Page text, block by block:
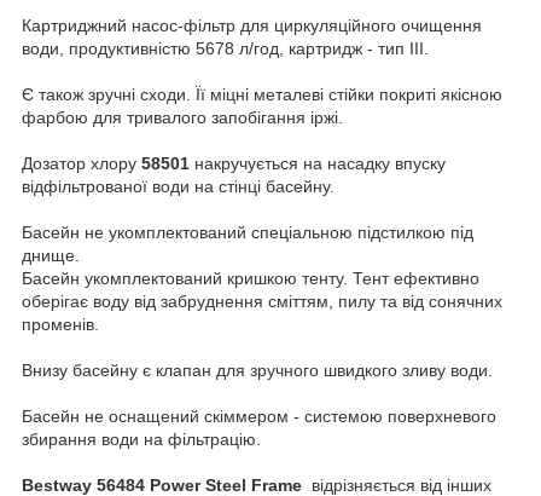
Картриджний насос-фільтр для циркуляційного очищення
води, продуктивністю 5678 л/год, картридж - тип III.
Є також зручні сходи. Її міцні металеві стійки покриті якісною
фарбою для тривалого запобігання іржі.
Дозатор хлору 58501 накручується на насадку впуску
відфільтрованої води на стінці басейну.
Басейн не укомплектований спеціальною підстилкою під
днище.
Басейн укомплектований кришкою тенту. Тент ефективно
оберігає воду від забруднення сміттям, пилу та від сонячних
променів.
Внизу басейну є клапан для зручного швидкого зливу води.
Басейн не оснащений скіммером - системою поверхневого
збирання води на фільтрацію.
Bestway 56484 Power Steel Frame відрізняється від інших